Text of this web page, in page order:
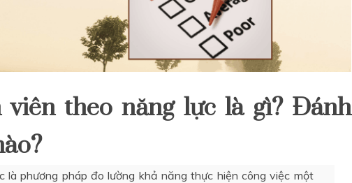
theo năng lực là gì? Đánh
là phương pháp đo lường khả năng thực hiện công việc một